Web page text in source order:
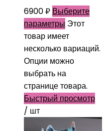
6900₽ Выберите
параметры Этот
товар имеет
несколько вариаций.
Опции можно
выбрать на
странице товара.
Быстрый просмотр
/ шт